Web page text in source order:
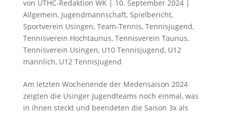
von UTHC-Redaktion WK| 10. September 2024|
Allgemein, Jugendmannschaft, Spielbericht,
Sportverein Usingen, Team-Tennis, Tennisjugend,
Tennisverein Hochtaunus, Tennisverein Taunus,
Tennisverein Usingen, U10 Tennisjugend, U12
männlich, U12 Tennisjugend
Am letzten Wochenende der Medensaison 2024
zeigten die Usinger Jugendteams noch einmal, was
in ihnen steckt und beendeten die Saison 3x als